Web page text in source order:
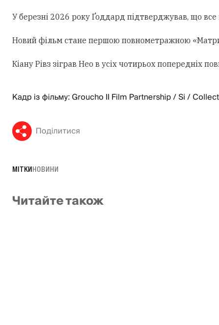
У березні 2026 року Ґоддард підтверджував, що все
Новий фільм стане першою повнометражною
Кіану Рівз зіграв Нео в усіх чотирьох попередніх
Кадр із фільму: Groucho II Film Partnership / Si /
Поділитися
МІТКИНОВИНИ
Читайте також